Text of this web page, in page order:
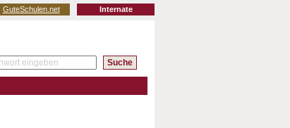
Internate
GuteSchulen.net